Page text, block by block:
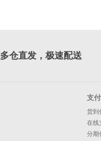
多仓直发，极速配送
支
货到
在线
分期